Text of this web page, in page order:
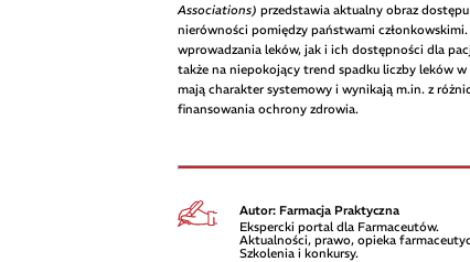
Associations) przedstawia aktualny obraz
nierówności pomiędzy państwami
wprowadzania leków, jak i ich dostępności dla
także na niepokojący trend spadku liczby leków
mają charakter systemowy i wynikają m.in. z
finansowania ochrony zdrowia.
Autor: Farmacja Praktyczna
Ekspercki portal dla Farmaceutów.
Aktualności, prawo, opieka
Szkolenia i konkursy.